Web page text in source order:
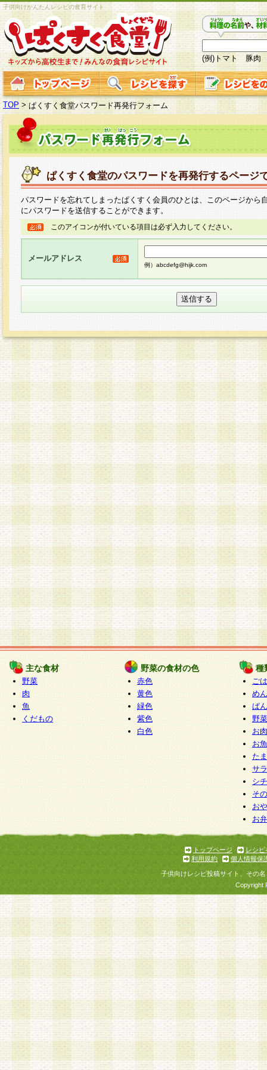
子供向けかんたんレシピの食育サイト
(例)トマト 豚肉
TOP > ぱくすく食堂パスワード再発行フォーム
ぱくすく食堂のパスワードを再発行するページ
パスワードを忘れてしまったぱくすく会員のひとは、このページから
にパスワードを送信することができます。
このアイコンが付いている項目は必ず入力してください。
メールアドレス
例）abcdefg@hijk.com
主な食材
野菜
肉
魚
くだもの
野菜の食材の色
赤色
黄色
緑色
紫色
白色
種
ご
めん
ぱん
野
お
お
た
サ
シ
そ
お
お
トップページ
レシピ
利用規約
個人情報保
子供向けレシピ投稿サイト、その
Copyright